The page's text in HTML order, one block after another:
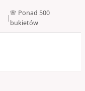
|
🌸 Ponad 500
bukietów